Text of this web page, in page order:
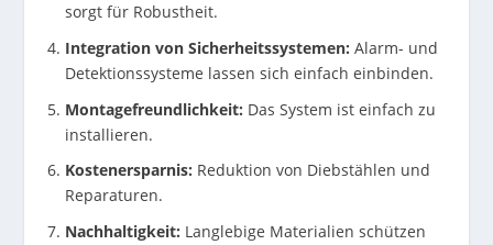
sorgt für Robustheit.
Integration von Sicherheitssystemen: Alarm- und
Detektionssysteme lassen sich einfach einbinden.
Montagefreundlichkeit: Das System ist einfach zu
installieren.
Kostenersparnis: Reduktion von Diebstählen und
Reparaturen.
Nachhaltigkeit: Langlebige Materialien schützen